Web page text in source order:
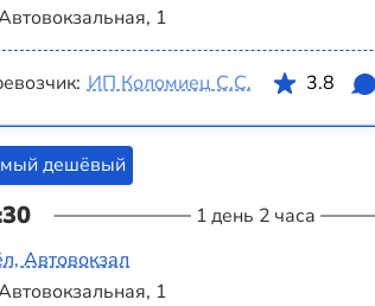
1
ИП Коломиец С.С. 3.8
дешёвый
1 день 2 часа
Автовокзал
1